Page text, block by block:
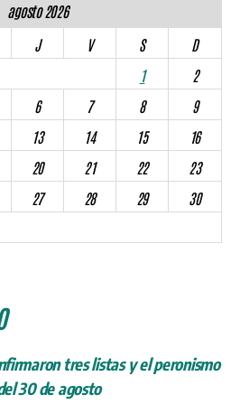
agosto 2026
J V S
D
1
2
6 7 8
9
13 14 15
16
20 21 22
23
27 28 29
30
tres listas y el peronismo
30 de agosto